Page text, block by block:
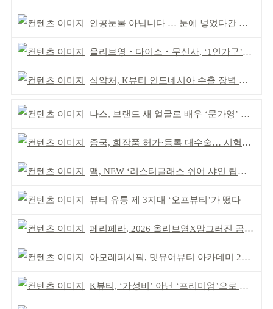
인공눈물 아닙니다 … 눈에 넣었다간 각막 손상
올리브영‧다이소‧무신사, ‘1인가구’가 이끈다
식약처, K뷰티 인도네시아 수출 장벽 완화 성과
나스, 브랜드 새 얼굴로 배우 ‘문가영’ 발탁
중국, 화장품 허가·등록 대수술… 시험자료 공용 허용
맥, NEW ‘러스터글래스 쉬어 샤인 립스틱’ 출시
뷰티 유통 제 3지대 ‘오프뷰티’가 떴다
페리페라, 2026 올리브영X망그러진 곰 콜라보
아모레퍼시픽, 밋유어뷰티 아카데미 2기 발대식
K뷰티, ‘가성비’ 아닌 ‘프리미엄’으로 승부걸어야